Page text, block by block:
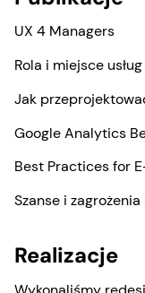
UX 4 Managers
Rola i miejsce
Jak
Google Analytics
Best Practices for
Szanse i zagrożenia
Realizacje